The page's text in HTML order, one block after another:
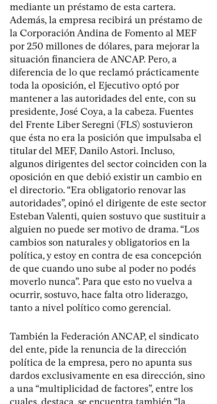
mediante un préstamo de esta cartera.
Además, la empresa recibirá un préstamo de
la Corporación Andina de Fomento al MEF
por 250 millones de dólares, para mejorar la
situación financiera de ANCAP. Pero, a
diferencia de lo que reclamó prácticamente
toda la oposición, el Ejecutivo optó por
mantener a las autoridades del ente, con su
presidente, José Coya, a la cabeza. Fuentes
del Frente Liber Seregni (FLS) sostuvieron
que ésta no era la posición que impulsaba el
titular del MEF, Danilo Astori. Incluso,
algunos dirigentes del sector coinciden con la
oposición en que debió existir un cambio en
el directorio. “Era obligatorio renovar las
autoridades”, opinó el dirigente de este sector
Esteban Valenti, quien sostuvo que sustituir a
alguien no puede ser motivo de drama. “Los
cambios son naturales y obligatorios en la
política, y estoy en contra de esa concepción
de que cuando uno sube al poder no podés
moverlo nunca”. Para que esto no vuelva a
ocurrir, sostuvo, hace falta otro liderazgo,
tanto a nivel político como gerencial.
También la Federación ANCAP, el sindicato
del ente, pide la renuncia de la dirección
política de la empresa, pero no apunta sus
dardos exclusivamente en esa dirección, sino
a una “multiplicidad de factores”, entre los
cuales, destaca, se encuentra también “la